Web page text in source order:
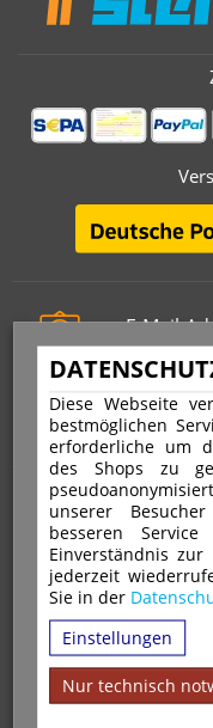
Diese Webseite
bestmöglichen
erforderliche um
des Shops zu
unserer
besseren
Einverständnis zur
jederzeit
Sie in der
Einstellungen
Nur technisch
E-Mail-
Telefon
0221 677
VERTRAG
DATENSCHUTZ
VERSAND &